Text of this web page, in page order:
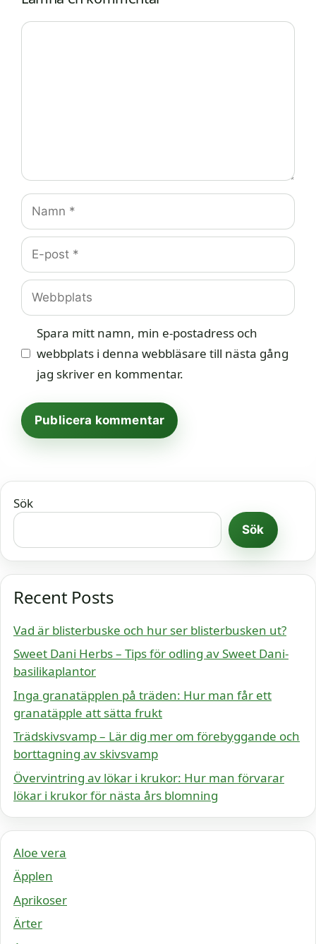
Kommentar
Namn
E-
post
Webbplats
Spara mitt namn, min e-postadress och
webbplats i denna webbläsare till nästa gång
jag skriver en kommentar.
Sök
Sök
Recent Posts
Vad är blisterbuske och hur ser blisterbusken ut?
Sweet Dani Herbs – Tips för odling av Sweet Dani-
basilikaplantor
Inga granatäpplen på träden: Hur man får ett
granatäpple att sätta frukt
Trädskivsvamp – Lär dig mer om förebyggande och
borttagning av skivsvamp
Övervintring av lökar i krukor: Hur man förvarar
lökar i krukor för nästa års blomning
Aloe vera
Äpplen
Aprikoser
Ärter